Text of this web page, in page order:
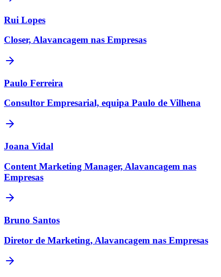
Rui Lopes
Closer, Alavancagem nas Empresas
Paulo Ferreira
Consultor Empresarial, equipa Paulo de Vilhena
Joana Vidal
Content Marketing Manager, Alavancagem nas
Empresas
Bruno Santos
Diretor de Marketing, Alavancagem nas Empresas